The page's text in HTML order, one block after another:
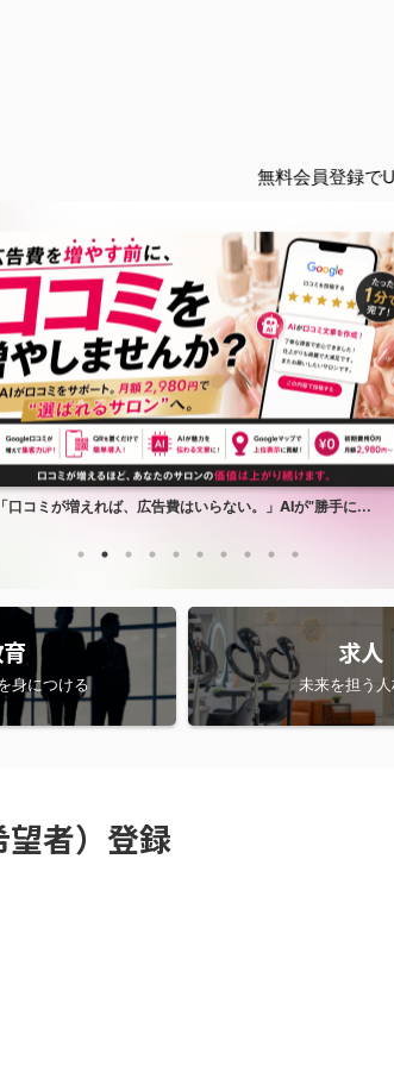
無料会員登録でUniteの限定記
「口コミが増えれば、広告費はいらない。」AIが”勝手に...
身につける
求人
未来を担う
者）登録